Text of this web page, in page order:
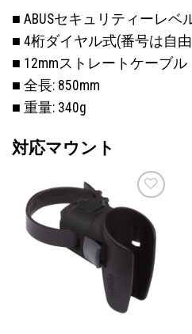
■ ABUSセキュリティーレベ
■ 4桁ダイヤル式(番号は自
■ 12mmストレートケーブル
■ 全長: 850mm
■ 重量: 340g
対応マウント
お気
に入
りに
追加